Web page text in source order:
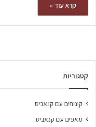
קרא עוד »
קטגוריות
קינוחים עם קנאביס
מאפים עם קנאביס